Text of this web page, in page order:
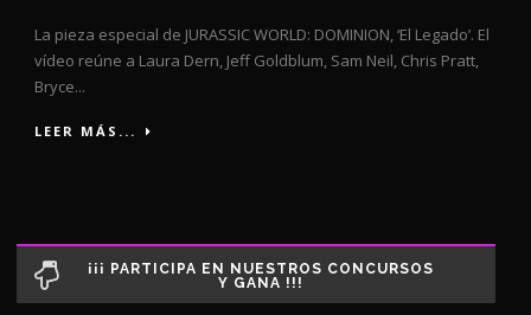
La pieza especial de JURASSIC WORLD: DOMINION, ‘El Legado’. El
vídeo reúne a Laura Dern, Jeff Goldblum, Sam Neil, Chris Pratt,
Bryce...
LEER MÁS...
¡¡¡ PARTICIPA EN NUESTROS CONCURSOS
Y GANA !!!